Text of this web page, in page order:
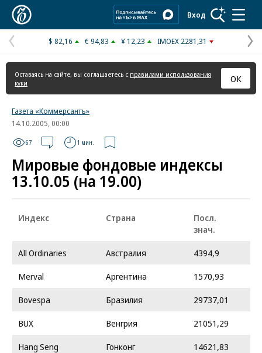
Вход
Предыдущая
страница
$ 82,16 € 94,83 ¥ 12,23 IMOEX 2281,31
Оставаясь на сайте, вы соглашаетесь с правилами использования
куки
ОК
Газета «Коммерсантъ»
14.10.2005, 00:00
67 1 мин.
Мировые фондовые индексы
13.10.05 (на 19.00)
Индекс Страна
Посл.
знач.
All Ordinaries
Австралия
4394,9
Merval
Аргентина
1570,93
Bovespa
Бразилия
29737,01
BUX
Венгрия
21051,29
Hang Seng
Гонконг
14621,83